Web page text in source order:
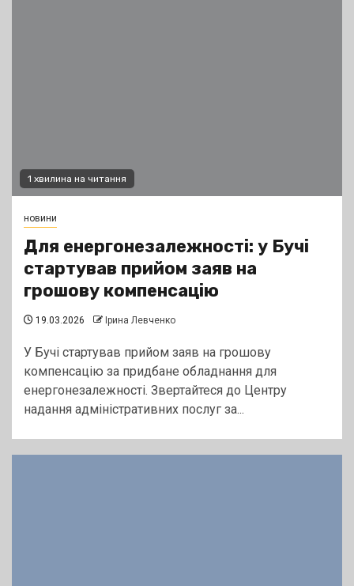
1 хвилина на читання
новини
Для енергонезалежності: у Бучі
стартував прийом заяв на
грошову компенсацію
19.03.2026 Ірина Левченко
У Бучі стартував прийом заяв на грошову
компенсацію за придбане обладнання для
енергонезалежності. Звертайтеся до Центру
надання адміністративних послуг за...